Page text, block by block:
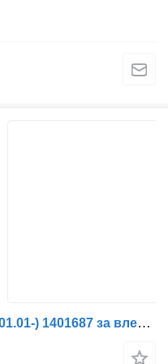
Хидроусилвател DAF LF45 (01.01-) 1401687 за влекач DAF LF45, LF55, LF180, CF65, CF75, CF85 (2001-)